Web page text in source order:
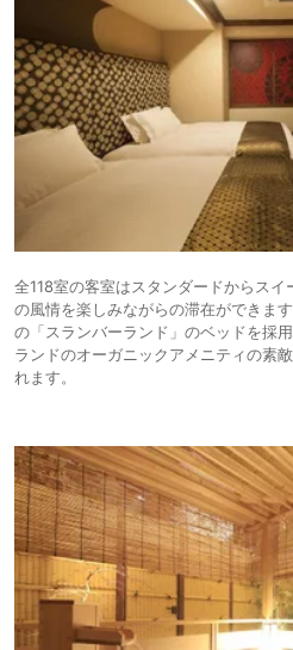
全118室の客室はスタンダードからス
の風情を楽しみながらの滞在ができま
の「スランバーランド」のベッドを採
ランドのオーガニックアメニティの素
れます。